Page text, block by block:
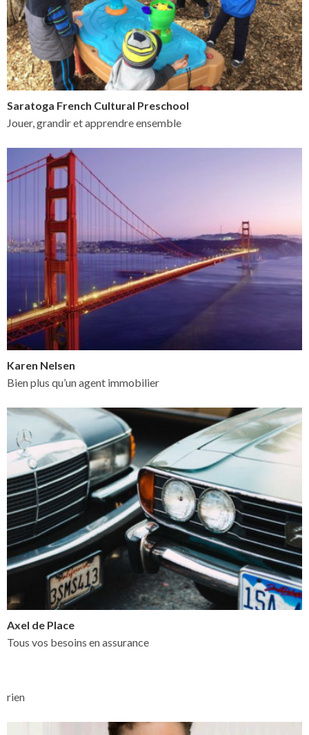
Saratoga French Cultural Preschool
Jouer, grandir et apprendre ensemble
Karen Nelsen
Bien plus qu’un agent immobilier
Axel de Place
Tous vos besoins en assurance
rien